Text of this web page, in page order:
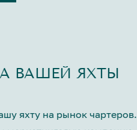
ВАШЕЙ ЯХТЫ
яхту на рынок чартеров.